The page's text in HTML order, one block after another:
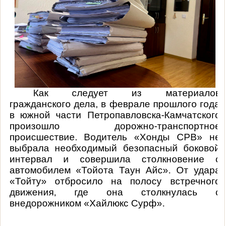
Как следует из материалов
гражданского дела, в феврале прошлого года
в южной части Петропавловска-Камчатского
произошло дорожно-транспортное
происшествие. Водитель «Хонды СРВ» не
выбрала необходимый безопасный боковой
интервал и совершила столкновение с
автомобилем «Тойота Таун Айс». От удара
«Тойту» отбросило на полосу встречного
движения, где она столкнулась с
внедорожником «Хайлюкс Сурф».